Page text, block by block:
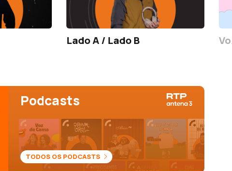
Lado A / Lado B
Podcasts
TODOS OS PODCASTS